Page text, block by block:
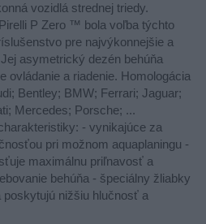
vozidlá strednej triedy.
P Zero ™ bola voľba týchto
pre najvýkonnejšie a
asymetrický dezén behúňa
ovládanie a riadenie. Homologácia
Bentley; BMW; Ferrari; Jaguar;
Mercedes; Porsche; ...
- vynikajúce za
pri možnom aquaplaningu -
maximálnu priľnavosť a
behúňa - špeciálny žliabky
nižšiu hlučnosť a